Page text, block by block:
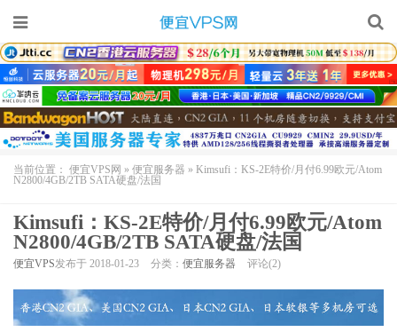
当前位置： 便宜VPS网 » 便宜服务器 » Kimsufi：KS-2E特价/月付6.99欧元/Atom
N2800/4GB/2TB SATA硬盘/法国
Kimsufi：KS-2E特价/月付6.99欧元/Atom
N2800/4GB/2TB SATA硬盘/法国
便宜VPS发布于 2018-01-23 分类： 便宜服务器 评论(2)